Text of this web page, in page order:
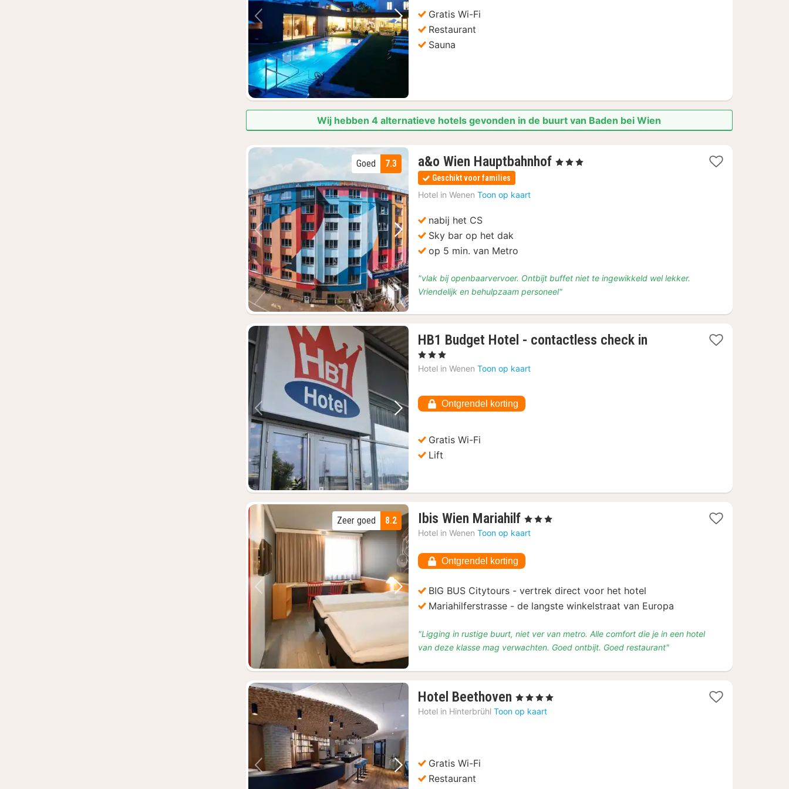
Vorige foto Volgende foto
Gratis Wi-Fi
Restaurant
Sauna
Wij hebben 4 alternatieve hotels gevonden in de buurt van Baden bei Wien
Vorige foto Volgende foto
7.3
Goed a&o Wien Hauptbahnhof 2
, 3 Sterren
Geschikt voor families
Hotel in Wenen Toon op kaart
nabij het CS
Sky bar op het dak
op 5 min. van Metro
"vlak bij openbaarvervoer. Ontbijt buffet niet te ingewikkeld wel lekker.
Vriendelijk en behulpzaam personeel"
Vorige foto Volgende foto
HB1 Budget Hotel - contactless check in
, 3 Sterren
Hotel in Wenen Toon op kaart
Ontgrendel korting
Gratis Wi-Fi
Lift
Vorige foto Volgende foto
8.2
Zeer goed Ibis Wien Mariahilf 2
nachten
€
, 3 Sterren
Hotel in Wenen Toon op kaart
Ontgrendel korting
BIG BUS Citytours - vertrek direct voor het hotel
Mariahilferstrasse - de langste winkelstraat van Europa
"Ligging in rustige buurt, niet ver van metro. Alle comfort die je in een hotel
van deze klasse mag verwachten. Goed ontbijt. Goed restaurant"
Vorige foto Volgende foto
Hotel Beethoven 1
nacht
, 4 Sterren
Hotel in Hinterbrühl Toon op kaart
Gratis Wi-Fi
Restaurant